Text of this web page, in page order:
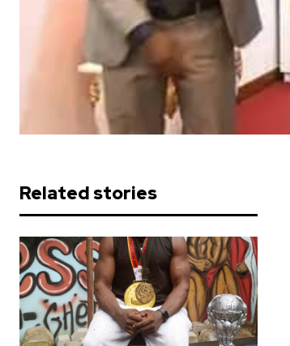
Related stories